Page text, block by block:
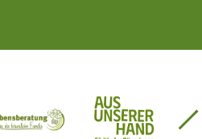
Mit Bäuerinnen lernen -
Lebensberatung für dieAus unserer